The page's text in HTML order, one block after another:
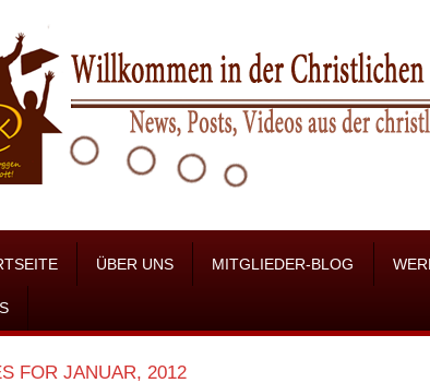
ÜBER UNS MITGLIEDER-BLOG
FOR JANUAR, 2012